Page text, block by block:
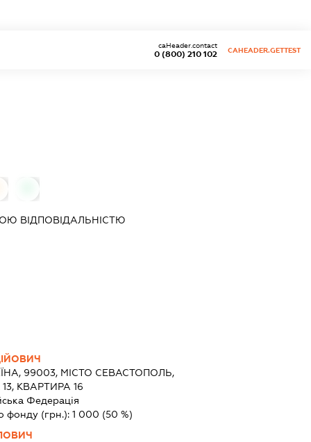
0 (800) 210 102
caHeader.contact
CAHEADER.GETTEST
ВІДПОВІДАЛЬНІСТЮ
99003, МІСТО СЕВАСТОПОЛЬ,
КВАРТИРА 16
Федерація
фонду (грн.): 1 000 (50 %)